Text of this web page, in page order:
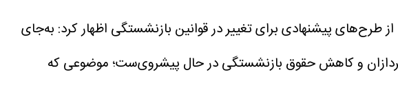
از طرح‌های پیشنهادی برای تغییر در قوانین بازنشستگی اظهار کرد: به‌جای
و کاهش حقوق بازنشستگی در حال پیشروی‌ست؛ موضوعی که